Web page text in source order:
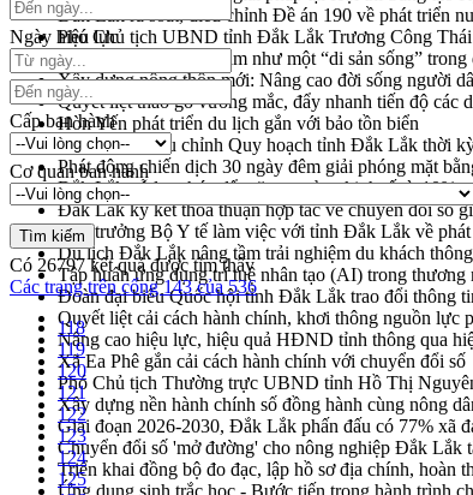
Đắk Lắk rà soát, điều chỉnh Đề án 190 về phát triển
Phó Chủ tịch UBND tỉnh Đắk Lắk Trương Công
Định vị cà phê Việt Nam như một “di sản sống” trong
Xây dựng nông thôn mới: Nâng cao đời sống người
Quyết liệt tháo gỡ vướng mắc, đẩy nhanh tiến độ
Hòn Yến phát triển du lịch gắn với bảo tồn biển
Lấy ý kiến điều chỉnh Quy hoạch tỉnh Đắk Lắk thời
Phát động chiến dịch 30 ngày đêm giải phóng mặt
Đắk Lắk nỗ lực thúc đẩy tăng trưởng kinh tế từ 10%
Đắk Lắk ký kết thỏa thuận hợp tác về chuyển đổi số
Thứ trưởng Bộ Y tế làm việc với tỉnh Đắk Lắk về
Du lịch Đắk Lắk nâng tầm trải nghiệm du khách
Tập huấn ứng dụng trí tuệ nhân tạo (AI) trong thương
Đoàn đại biểu Quốc hội tỉnh Đắk Lắk trao đổi thông
Quyết liệt cải cách hành chính, khơi thông nguồn lực
Nâng cao hiệu lực, hiệu quả HĐND tỉnh thông qua
Xã Ea Phê gắn cải cách hành chính với chuyển đổi số
Phó Chủ tịch Thường trực UBND tỉnh Hồ Thị
Xây dựng nền hành chính số đồng hành cùng nông
Giai đoạn 2026-2030, Đắk Lắk phấn đấu có 77% xã
Chuyển đổi số 'mở đường' cho nông nghiệp Đắk Lắk
Triển khai đồng bộ đo đạc, lập hồ sơ địa chính, hoàn
Ứng dụng sinh trắc học - Bước tiến trong hành trình
Ngày hiệu lực
Cấp ban hành
Cơ quan ban hành
Có 26797kết quả được tìm thấy
Các trang trên cổng 143 của 536
118
119
120
121
122
123
124
125